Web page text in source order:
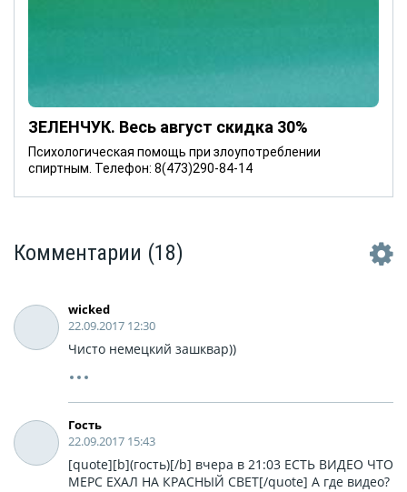
ЗЕЛЕНЧУК. Весь август скидка 30%
Психологическая помощь при злоупотреблении
спиртным. Телефон: 8(473)290-84-14
Комментарии (18)
wicked
22.09.2017 12:30
Чисто немецкий зашквар))
Гость
22.09.2017 15:43
[quote][b](гость)[/b] вчера в 21:03 ЕСТЬ ВИДЕО ЧТО
МЕРС ЕХАЛ НА КРАСНЫЙ СВЕТ[/quote] А где видео?